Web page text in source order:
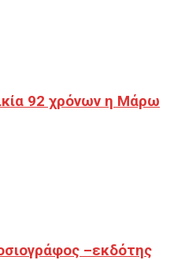
92 χρόνων η Μάρω
–εκδότης